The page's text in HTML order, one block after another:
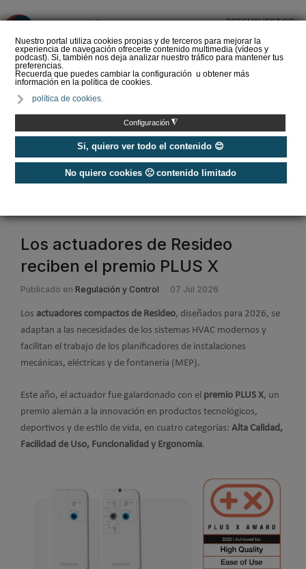
Nuestro portal utiliza cookies propias y de terceros para mejorar la
experiencia de navegación ofrecerte contenido multimedia (vídeos y
podcast). Si, también nos deja analizar nuestro tráfico para mantener tus
preferencias.
Recuerda que puedes cambiar la configuración u obtener más
información en la política de cookies.
política de cookies.
Configuración ◮
Si, quiero ver todo el contenido 😊
No quiero cookies 🙁 contenido limitado
PRESUPUESTOS
del Amperio (Episodio 3)
Etiquetas / resideo
Los actuadores de Resideo
reciben el premio PLUS X
Publicado en Regulación y Control 07 Jul 2026
Los actuadores compactos de Resideo, diseñados para 2026, se
adaptan a las necesidades de los sistemas HVAC modernos y
facilitan el trabajo de los planificadores de instalaciones
mecánicas, eléctricas y de fontanería (MEP).
Este año, el actuador fue galardonado con el premio PLUS X, un
premio alemán a la innovación en productos tecnológicos,
deportivos y de estilo de vida, en cuatro categorías: Alta Calidad,
Facilidad de Uso, Funcionalidad y Ergonomía.